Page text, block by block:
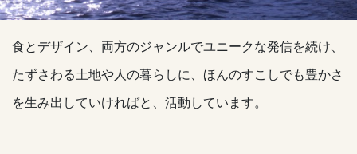
食とデザイン、両方のジャンルでユニークな発信を続け、
たずさわる土地や人の暮らしに、ほんのすこしでも豊かさ
を生み出していければと、活動しています。